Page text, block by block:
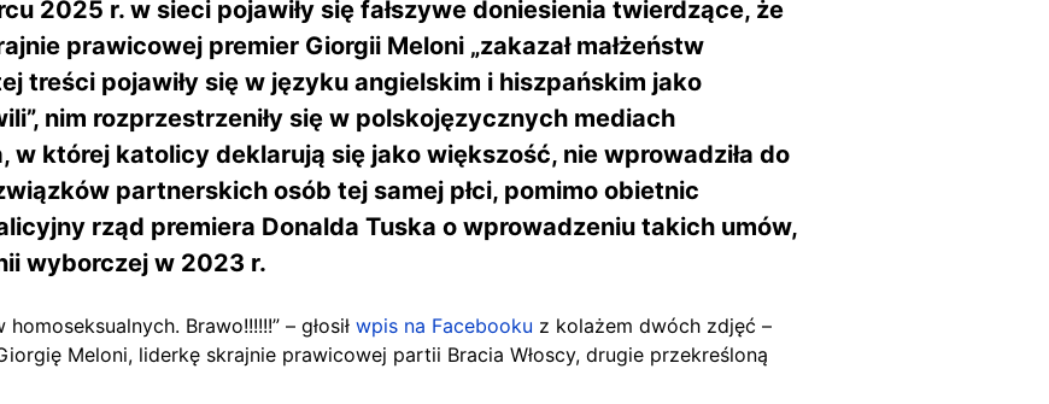
2025 r. w sieci pojawiły się fałszywe doniesienia twierdzące, że
prawicowej premier Giorgii Meloni „zakazał małżeństw
treści pojawiły się w języku angielskim i hiszpańskim jako
nim rozprzestrzeniły się w polskojęzycznych mediach
w której katolicy deklarują się jako większość, nie wprowadziła do
partnerskich osób tej samej płci, pomimo obietnic
rząd premiera Donalda Tuska o wprowadzeniu takich umów,
wyborczej w 2023 r.
Brawo!!!!!!” – głosił wpis na Facebooku z kolażem dwóch zdjęć –
Meloni, liderkę skrajnie prawicowej partii Bracia Włoscy, drugie przekreśloną